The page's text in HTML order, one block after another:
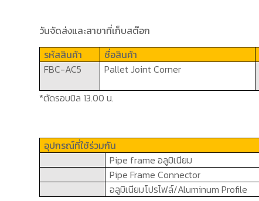
วันจัดส่งและสาขาที่เก็บสต๊อก
รหัสสินค้า
ชื่อสินค้า
FBC-AC5 Pallet Joint Corner
*ตัดรอบบิล 13.00 น.
อุปกรณ์ที่ใช้ร่วมกัน
Pipe frameอลูมิเนียม
Pipe Frame Connector
อลูมิเนียมโปรไฟล์/Aluminum Profile